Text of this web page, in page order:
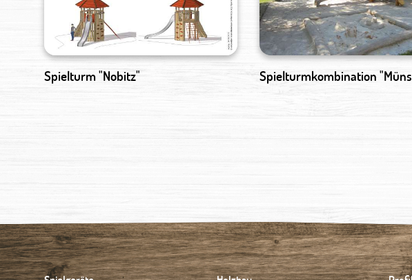
Spielturm "Nobitz" Spielturmkombination